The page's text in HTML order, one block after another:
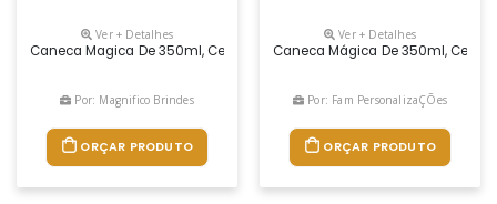
Ver + Detalhes
Caneca Magica De 350ml, Cerâmica Sublimática Com Acabamento
Por: Magnifico Brindes
ORÇAR PRODUTO
Ver + Detalhes
Caneca Mágica De 350ml,
Por: Fam PersonalizaÇÕes
ORÇAR PRODUTO